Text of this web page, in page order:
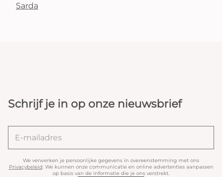
Sarda
Schrijf je in op onze nieuwsbrief
We verwerken je persoonlijke gegevens in overeenstemming met ons
Privacybeleid . We kunnen onze communicatie en online advertenties aanpassen
op basis van de informatie die je ons verstrekt.